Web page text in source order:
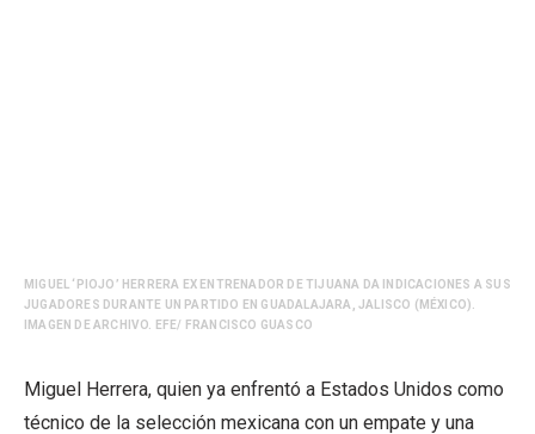
MIGUEL ‘PIOJO’ HERRERA EX ENTRENADOR DE TIJUANA DA INDICACIONES A SUS
JUGADORES DURANTE UN PARTIDO EN GUADALAJARA, JALISCO (MÉXICO).
IMAGEN DE ARCHIVO. EFE/ FRANCISCO GUASCO
Miguel Herrera, quien ya enfrentó a Estados Unidos como
técnico de la selección mexicana con un empate y una